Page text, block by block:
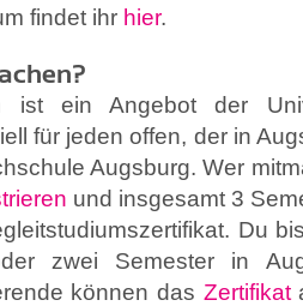
findet ihr hier.
ist ein Angebot der
für jeden offen, der in
Augsburg. Wer
und insgesamt 3
Du
zwei Semester in
können das Zertifikat